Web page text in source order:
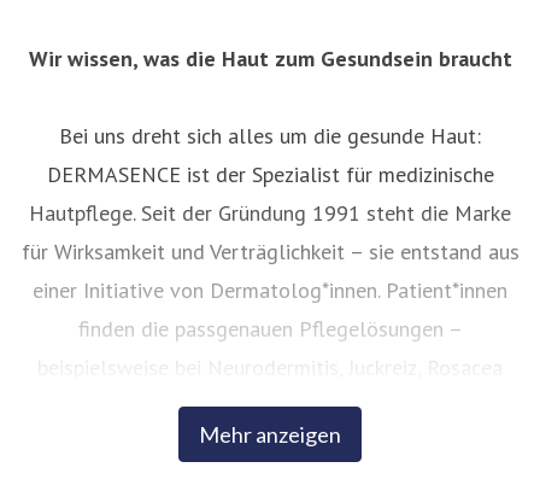
Wir wissen, was die Haut zum Gesundsein braucht
Bei uns dreht sich alles um die gesunde Haut:
DERMASENCE ist der Spezialist für medizinische
Hautpflege. Seit der Gründung 1991 steht die Marke
für Wirksamkeit und Verträglichkeit – sie entstand aus
einer Initiative von Dermatolog*innen. Patient*innen
finden die passgenauen Pflegelösungen –
beispielsweise bei Neurodermitis, Juckreiz, Rosacea
oder Akne – in der Apotheke. Auch im Anti-Aging-
Bereich setzt DERMASENCE auf intelligente,
Mehr anzeigen